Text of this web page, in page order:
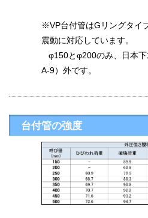
※VP台付管はGリングタイ
震動に対応しています。
φ150とφ200のみ、日本下
A-9）外です。
台付管の強度